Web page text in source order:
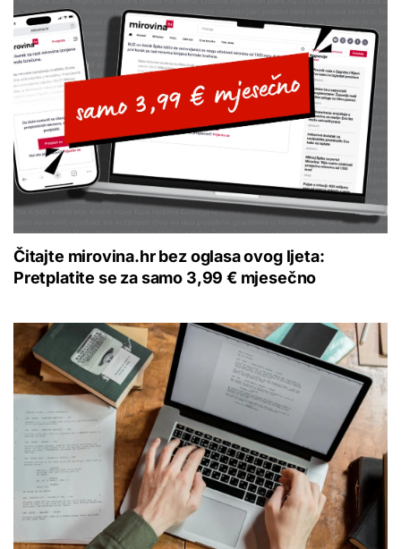
Čitajte mirovina.hr bez oglasa ovog ljeta:
Pretplatite se za samo 3,99 € mjesečno